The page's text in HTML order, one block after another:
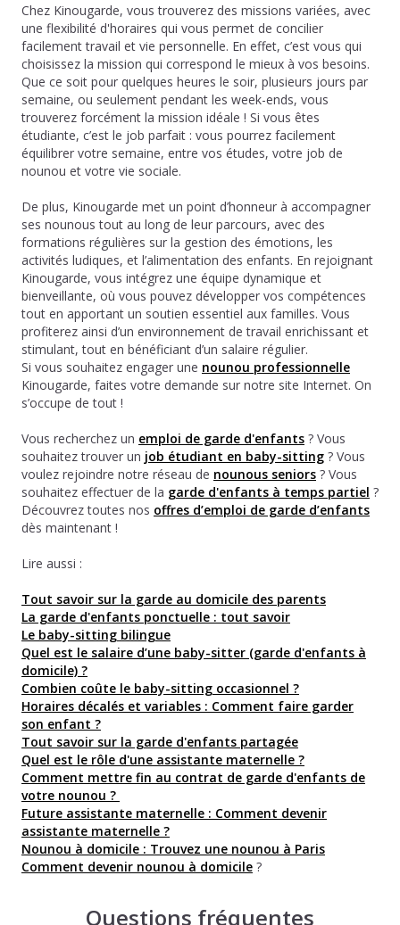
Chez Kinougarde, vous trouverez des missions variées, avec
une flexibilité d'horaires qui vous permet de concilier
facilement travail et vie personnelle. En effet, c’est vous qui
choisissez la mission qui correspond le mieux à vos besoins.
Que ce soit pour quelques heures le soir, plusieurs jours par
semaine, ou seulement pendant les week-ends, vous
trouverez forcément la mission idéale ! Si vous êtes
étudiante, c’est le job parfait : vous pourrez facilement
équilibrer votre semaine, entre vos études, votre job de
nounou et votre vie sociale.
De plus, Kinougarde met un point d’honneur à accompagner
ses nounous tout au long de leur parcours, avec des
formations régulières sur la gestion des émotions, les
activités ludiques, et l’alimentation des enfants. En rejoignant
Kinougarde, vous intégrez une équipe dynamique et
bienveillante, où vous pouvez développer vos compétences
tout en apportant un soutien essentiel aux familles. Vous
profiterez ainsi d’un environnement de travail enrichissant et
stimulant, tout en bénéficiant d’un salaire régulier.
Si vous souhaitez engager une nounou professionnelle
Kinougarde, faites votre demande sur notre site Internet. On
s’occupe de tout !
Vous recherchez un emploi de garde d'enfants ? Vous
souhaitez trouver un job étudiant en baby-sitting ? Vous
voulez rejoindre notre réseau de nounous seniors ? Vous
souhaitez effectuer de la garde d'enfants à temps partiel ?
Découvrez toutes nos offres d’emploi de garde d’enfants
dès maintenant !
Lire aussi :
Tout savoir sur la garde au domicile des parents
La garde d'enfants ponctuelle : tout savoir
Le baby-sitting bilingue
Quel est le salaire d’une baby-sitter (garde d'enfants à
domicile) ?
Combien coûte le baby-sitting occasionnel ?
Horaires décalés et variables : Comment faire garder
son enfant ?
Tout savoir sur la garde d'enfants partagée
Quel est le rôle d'une assistante maternelle ?
Comment mettre fin au contrat de garde d'enfants de
votre nounou ?
Future assistante maternelle : Comment devenir
assistante maternelle ?
Nounou à domicile : Trouvez une nounou à Paris
Comment devenir nounou à domicile ?
Questions fréquentes